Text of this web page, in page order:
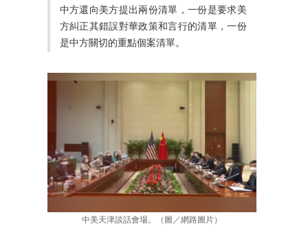
中方還向美方提出兩份清單，一份是要求美
方糾正其錯誤對華政策和言行的清單，一份
是中方關切的重點個案清單。
中美天津談話會場。（圖／網路圖片）